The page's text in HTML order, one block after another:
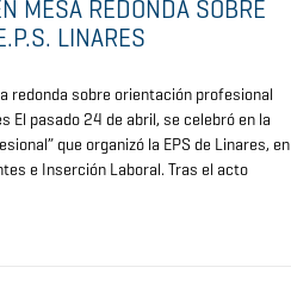
MESA REDONDA SOBRE
LINARES
redonda sobre orientación profesional
El pasado 24 de abril, se celebró en la
que organizó la EPS de Linares, en
e Inserción Laboral. Tras el acto